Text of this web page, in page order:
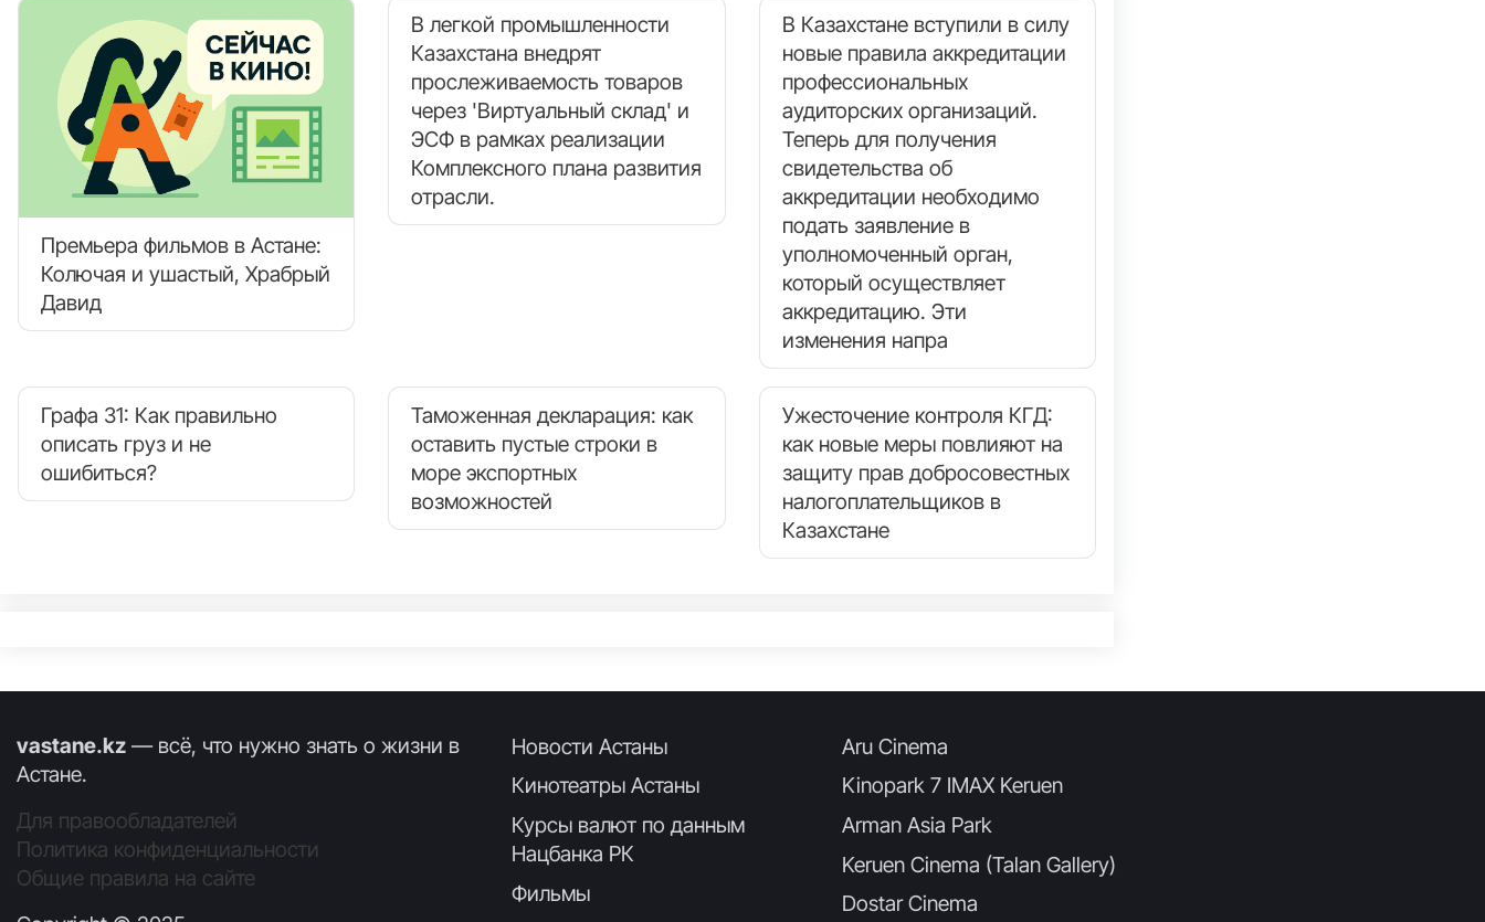
Премьера фильмов в Астане:
Колючая и ушастый, Храбрый
Давид
В легкой промышленности
Казахстана внедрят
прослеживаемость товаров
через 'Виртуальный склад' и
ЭСФ в рамках реализации
Комплексного плана развития
отрасли.
В Казахстане вступили в силу
новые правила аккредитации
профессиональных
аудиторских организаций.
Теперь для получения
свидетельства об
аккредитации необходимо
подать заявление в
уполномоченный орган,
который осуществляет
аккредитацию. Эти
изменения напра
Графа 31: Как правильно
описать груз и не
ошибиться?
Таможенная декларация: как
оставить пустые строки в
море экспортных
возможностей
Ужесточение контроля КГД:
как новые меры повлияют на
защиту прав добросовестных
налогоплательщиков в
Казахстане
vastane.kz — всё, что нужно знать о жизни в
Астане.
Для правообладателей
Политика конфиденциальности
Общие правила на сайте
Новости Астаны
Кинотеатры Астаны
Курсы валют по данным
Нацбанка РК
Фильмы
Aru Cinema
Kinopark 7 IMAX Keruen
Arman Asia Park
Keruen Cinema (Talan Gallery)
Dostar Cinema